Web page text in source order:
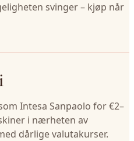
svinger – kjøp når
Intesa Sanpaolo for €2–
i nærheten av
dårlige valutakurser.